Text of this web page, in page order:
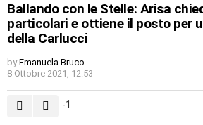
Ballando con le Stelle: Arisa
particolari e ottiene il posto per
della Carlucci
by Emanuela Bruco
8 Ottobre 2021, 12:53
-1